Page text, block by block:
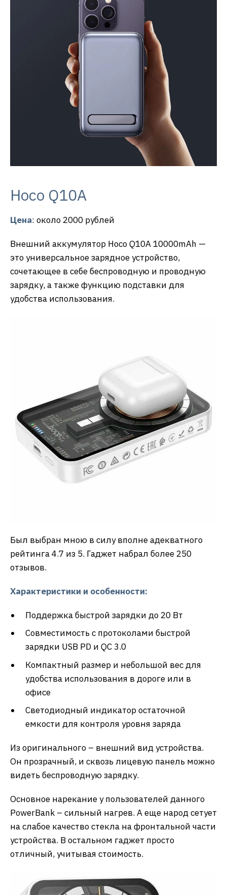
Hoco Q10A
Цена: около 2000 рублей
Внешний аккумулятор Hoco Q10A 10000mAh —
это универсальное зарядное устройство,
сочетающее в себе беспроводную и проводную
зарядку, а также функцию подставки для
удобства использования.
Был выбран мною в силу вполне адекватного
рейтинга 4.7 из 5. Гаджет набрал более 250
отзывов.
Характеристики и особенности:
Поддержка быстрой зарядки до 20 Вт
Совместимость с протоколами быстрой
зарядки USB PD и QC 3.0
Компактный размер и небольшой вес для
удобства использования в дороге или в
офисе
Светодиодный индикатор остаточной
емкости для контроля уровня заряда
Из оригинального – внешний вид устройства.
Он прозрачный, и сквозь лицевую панель можно
видеть беспроводную зарядку.
Основное нарекание у пользователей данного
PowerBank – сильный нагрев. А еще народ сетует
на слабое качество стекла на фронтальной части
устройства. В остальном гаджет просто
отличный, учитывая стоимость.